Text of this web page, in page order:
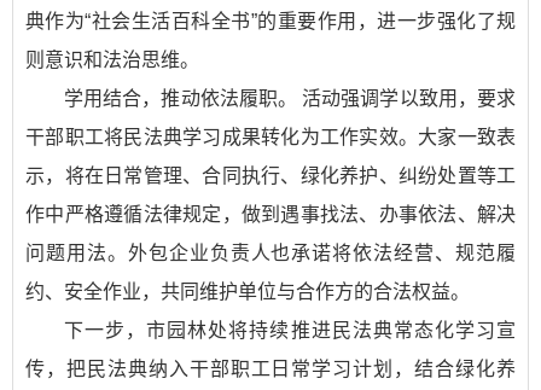
典作为“社会生活百科全书”的重要作用，进一步强化了规
则意识和法治思维。
学用结合，推动依法履职。 活动强调学以致用，要求
干部职工将民法典学习成果转化为工作实效。大家一致表
示，将在日常管理、合同执行、绿化养护、纠纷处置等工
作中严格遵循法律规定，做到遇事找法、办事依法、解决
问题用法。外包企业负责人也承诺将依法经营、规范履
约、安全作业，共同维护单位与合作方的合法权益。
下一步，市园林处将持续推进民法典常态化学习宣
传，把民法典纳入干部职工日常学习计划，结合绿化养